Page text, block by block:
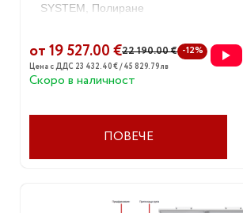
SYSTEM, Полиране
Обща инст.мощност: 12.0 кВт
Габаритни размери: 5700х750х1400 мм
Тегло: 1230 кг.
от 19 527.00 €22 190.00 € -12%
Цена с ДДС 23 432.40 € / 45 829.79 лв
Скоро в наличност
ПОВЕЧЕ